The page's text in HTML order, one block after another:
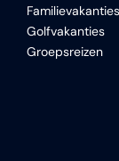
Familievakanties
Golfvakanties
Groepsreizen